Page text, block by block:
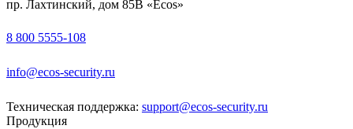
пр. Лахтинский, дом 85В «Ecos»
8 800 5555-108
info@ecos-security.ru
Техническая поддержка: support@ecos-security.ru
Продукция